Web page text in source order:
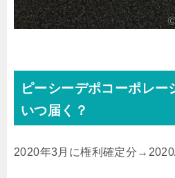
ピーシーデポコーポレー
いつ届く？
2020年3月に権利確定分